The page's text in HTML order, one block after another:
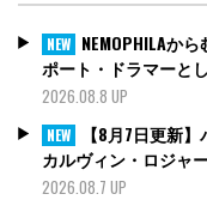
NEW NEMOPHILAか
ポート・ドラマーと
2026.08.8 UP
NEW
【8月7日更新
カルヴィン・ロジャ
2026.08.7 UP